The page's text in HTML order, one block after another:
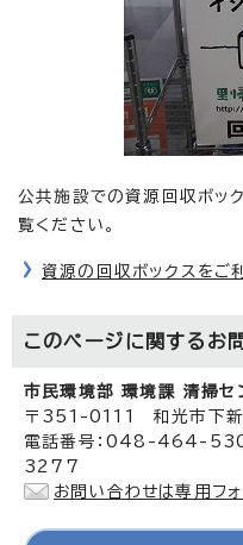
公共施設での資源回収ボッ
覧ください。
資源の回収ボックスをご
このページに関する お
市民環境部 環境課 清掃セ
〒351-0111 和光市下
電話番号：048-464-
3277
お問い合わせは専用フ